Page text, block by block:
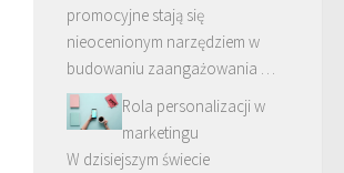
promocyjne stają się
nieocenionym narzędziem w
budowaniu zaangażowania …
Rola personalizacji w
marketingu
W dzisiejszym świecie